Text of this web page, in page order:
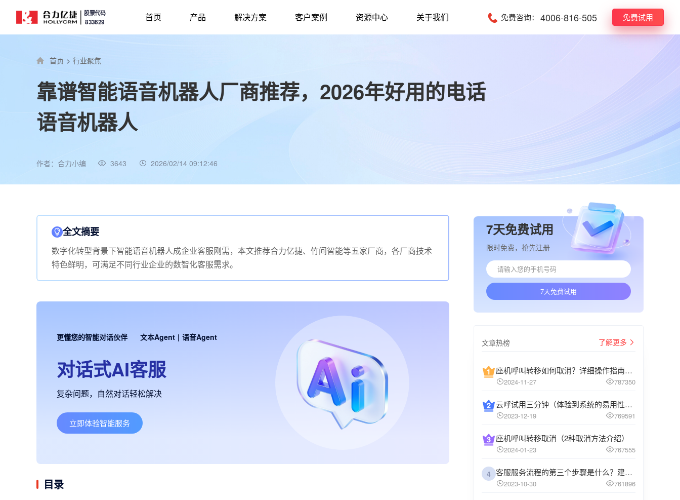
股票代码
833629 首页 产品 解决方案 客户案例 资源中心 关于我们 免费咨询： 4006-816-505 免费试用
首页 > 行业聚焦
靠谱智能语音机器人厂商推荐，2026年好用的电话
语音机器人
作者：合力小编 3643 2026/02/14 09:12:46
全文摘要
数字化转型背景下智能语音机器人成企业客服刚需，本文推荐合力亿捷、竹间智能等五家厂商，各厂商技术
特色鲜明，可满足不同行业企业的数智化客服需求。
更懂您的智能对话伙伴 文本Agent | 语音Agent
对话式AI客服
复杂问题，自然对话轻松解决
立即体验智能服务
目录
7天免费试用
限时免费，抢先注册
7天免费试用
文章热榜 了解更多
座机呼叫转移如何取消？详细操作指南介绍
2024-11-27 787350
云呼试用三分钟（体验到系统的易用性和高效性）
2023-12-19 769591
座机呼叫转移取消（2种取消方法介绍）
2024-01-23 767555
4 客服服务流程的第三个步骤是什么？建议企业阅读
2023-10-30 761896